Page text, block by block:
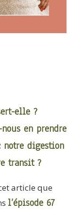
elle ?
en prendre
notre digestion
transit ?
article que
l’épisode 67